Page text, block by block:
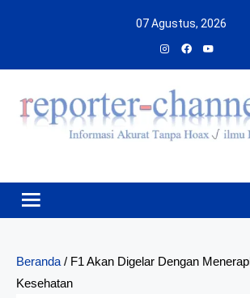
07 Agustus, 2026
Beranda / F1 Akan Digelar Dengan
Kesehatan